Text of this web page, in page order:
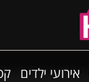
אירועי ילדים